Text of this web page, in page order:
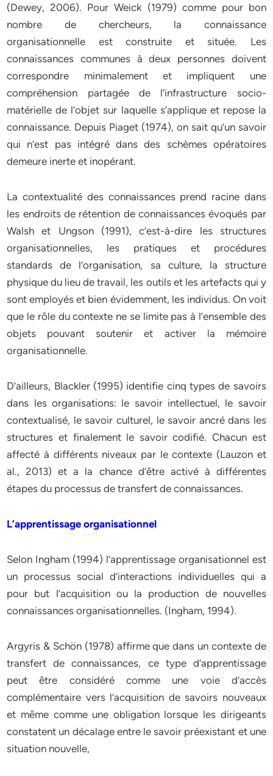
(Dewey, 2006). Pour Weick (1979) comme pour bon
nombre de chercheurs, la connaissance
organisationnelle est construite et située. Les
connaissances communes à deux personnes doivent
correspondre minimalement et impliquent une
compréhension partagée de l’infrastructure socio-
matérielle de l’objet sur laquelle s’applique et repose la
connaissance. Depuis Piaget (1974), on sait qu’un savoir
qui n’est pas intégré dans des schèmes opératoires
demeure inerte et inopérant.
La contextualité des connaissances prend racine dans
les endroits de rétention de connaissances évoqués par
Walsh et Ungson (1991), c’est-à-dire les structures
organisationnelles, les pratiques et procédures
standards de l’organisation, sa culture, la structure
physique du lieu de travail, les outils et les artefacts qui y
sont employés et bien évidemment, les individus. On voit
que le rôle du contexte ne se limite pas à l’ensemble des
objets pouvant soutenir et activer la mémoire
organisationnelle.
D’ailleurs, Blackler (1995) identifie cinq types de savoirs
dans les organisations: le savoir intellectuel, le savoir
contextualisé, le savoir culturel, le savoir ancré dans les
structures et finalement le savoir codifié. Chacun est
affecté à différents niveaux par le contexte (Lauzon et
al., 2013) et a la chance d’être activé à différentes
étapes du processus de transfert de connaissances.
L’apprentissage organisationnel
Selon Ingham (1994) l’apprentissage organisationnel est
un processus social d’interactions individuelles qui a
pour but l’acquisition ou la production de nouvelles
connaissances organisationnelles. (Ingham, 1994).
Argyris & Schön (1978) affirme que dans un contexte de
transfert de connaissances, ce type d’apprentissage
peut être considéré comme une voie d’accès
complémentaire vers l’acquisition de savoirs nouveaux
et même comme une obligation lorsque les dirigeants
constatent un décalage entre le savoir préexistant et une
situation nouvelle,